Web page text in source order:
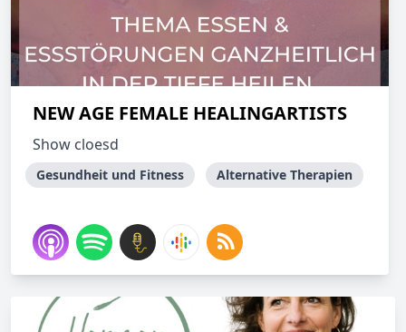
NEW AGE FEMALE HEALINGARTISTS
Show cloesd
Gesundheit und Fitness Alternative Therapien